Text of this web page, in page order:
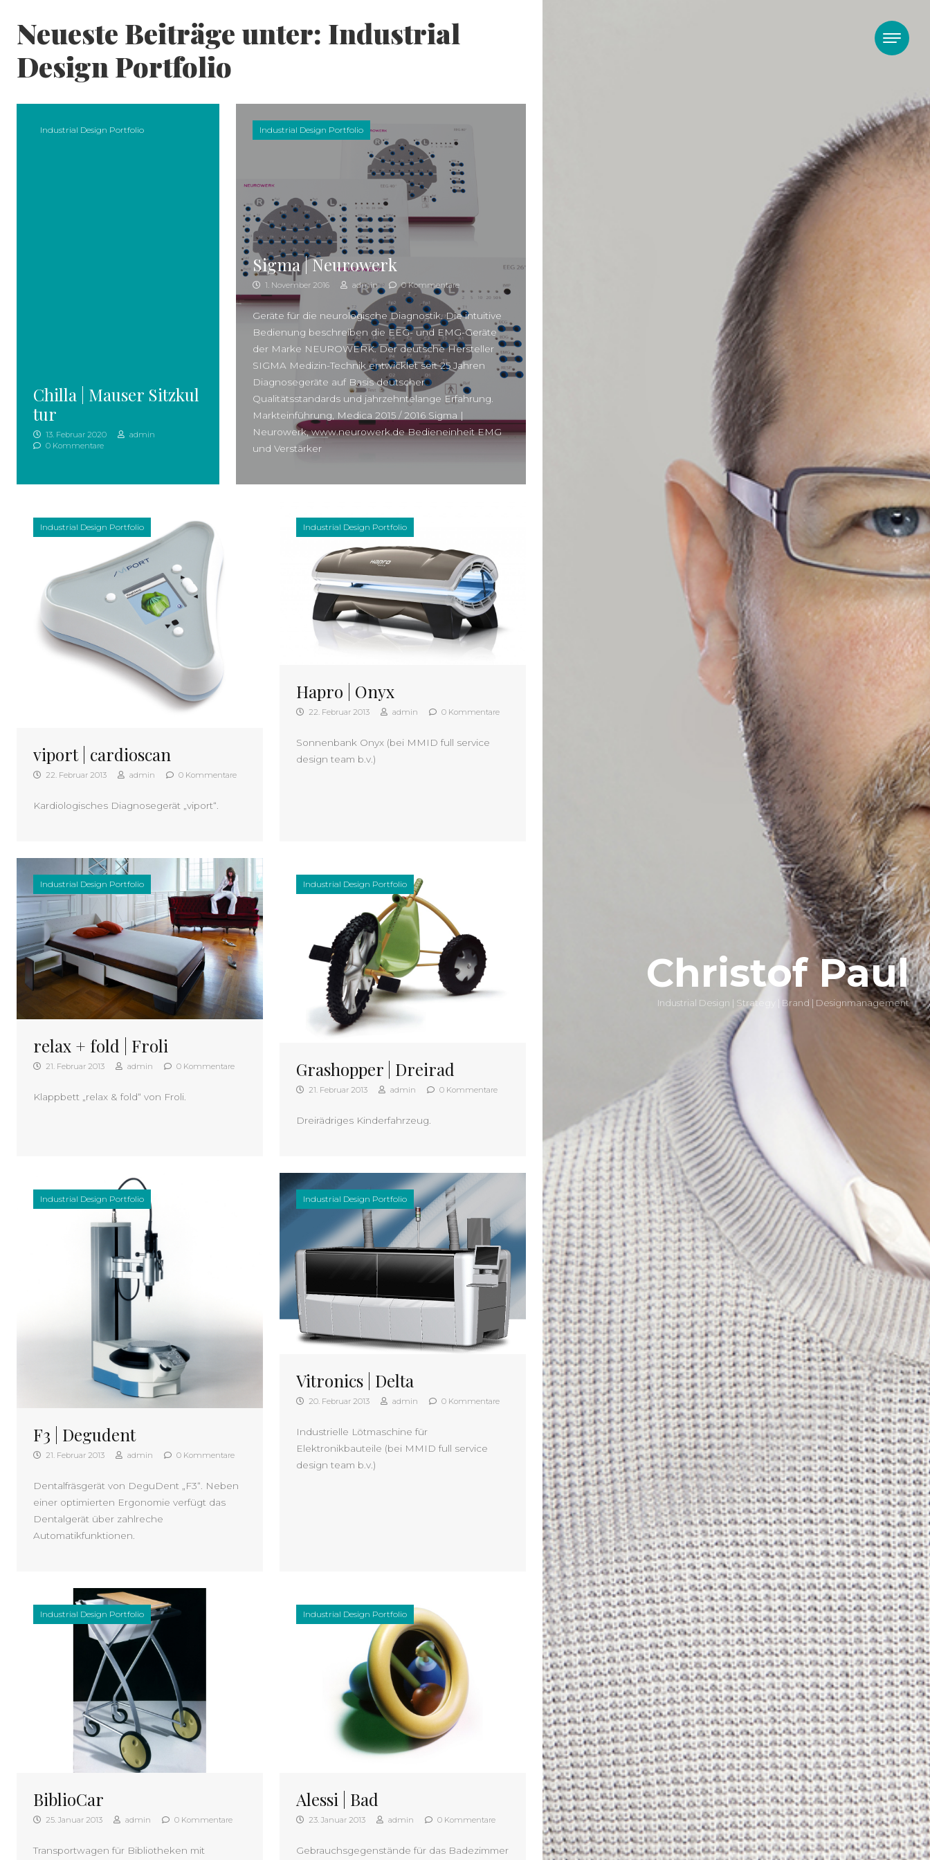
Neueste Beiträge unter: Industrial
Design Portfolio
Industrial Design Portfolio
Chilla | Mauser Sitzkul
tur
13. Februar 2020
admin
0 Kommentare
Industrial Design Portfolio
Sigma | Neurowerk
1. November 2016 admin 0 Kommentare
Geräte für die neurologische Diagnostik. Die intuitive
Bedienung beschreiben die EEG- und EMG-Geräte
der Marke NEUROWERK. Der deutsche Hersteller
SIGMA Medizin-Technik entwicklet seit 25 Jahren
Diagnosegeräte auf Basis deutscher
Qualitätsstandards und jahrzehntelange Erfahrung.
Markteinführung, Medica 2015 / 2016 Sigma |
Neurowerk, www.neurowerk.de Bedieneinheit EMG
und Verstärker
Industrial Design Portfolio
viport | cardioscan
22. Februar 2013 admin 0 Kommentare
Kardiologisches Diagnosegerät „viport“.
Industrial Design Portfolio
Hapro | Onyx
22. Februar 2013 admin 0 Kommentare
Sonnenbank Onyx (bei MMID full service
design team b.v.)
Industrial Design Portfolio
relax + fold | Froli
21. Februar 2013 admin 0 Kommentare
Klappbett „relax & fold“ von Froli.
Industrial Design Portfolio
Grashopper | Dreirad
21. Februar 2013 admin 0 Kommentare
Dreirädriges Kinderfahrzeug.
Industrial Design Portfolio
F3 | Degudent
21. Februar 2013 admin 0 Kommentare
Dentalfräsgerät von DeguDent „F3“. Neben
einer optimierten Ergonomie verfügt das
Dentalgerät über zahlreche
Automatikfunktionen.
Industrial Design Portfolio
Vitronics | Delta
20. Februar 2013 admin 0 Kommentare
Industrielle Lötmaschine für
Elektronikbauteile (bei MMID full service
design team b.v.)
Industrial Design Portfolio
BiblioCar
25. Januar 2013 admin 0 Kommentare
Transportwagen für Bibliotheken mit
Industrial Design Portfolio
Alessi | Bad
23. Januar 2013 admin 0 Kommentare
Gebrauchsgegenstände für das Badezimmer
Christof Paul
Industrial Design | Strategy | Brand | Designmanagement